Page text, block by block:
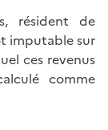
résident de
imputable sur
ces revenus
comme